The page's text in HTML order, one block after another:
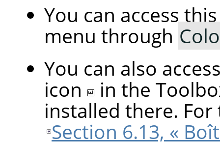
You can access
menu through
You can also
icon
in the
installed there.
Section 6.13, «